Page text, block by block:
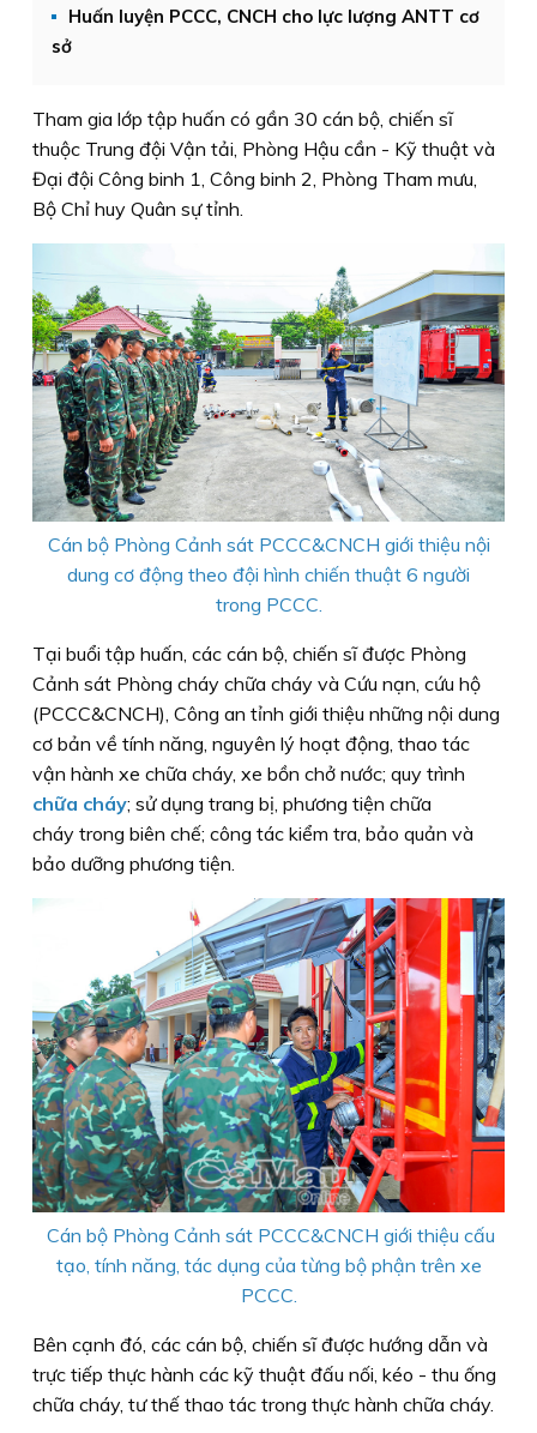
Huấn luyện PCCC, CNCH cho lực lượng ANTT cơ
sở
Tham gia lớp tập huấn có gần 30 cán bộ, chiến sĩ
thuộc Trung đội Vận tải, Phòng Hậu cần - Kỹ thuật và
Đại đội Công binh 1, Công binh 2, Phòng Tham mưu,
Bộ Chỉ huy Quân sự tỉnh.
Cán bộ Phòng Cảnh sát PCCC&CNCH giới thiệu nội
dung cơ động theo đội hình chiến thuật 6 người
trong PCCC.
Tại buổi tập huấn, các cán bộ, chiến sĩ được Phòng
Cảnh sát Phòng cháy chữa cháy và Cứu nạn, cứu hộ
(PCCC&CNCH), Công an tỉnh giới thiệu những nội dung
cơ bản về tính năng, nguyên lý hoạt động, thao tác
vận hành xe chữa cháy, xe bồn chở nước; quy trình
chữa cháy; sử dụng trang bị, phương tiện chữa
cháy trong biên chế; công tác kiểm tra, bảo quản và
bảo dưỡng phương tiện.
Cán bộ Phòng Cảnh sát PCCC&CNCH giới thiệu cấu
tạo, tính năng, tác dụng của từng bộ phận trên xe
PCCC.
Bên cạnh đó, các cán bộ, chiến sĩ được hướng dẫn và
trực tiếp thực hành các kỹ thuật đấu nối, kéo - thu ống
chữa cháy, tư thế thao tác trong thực hành chữa cháy.